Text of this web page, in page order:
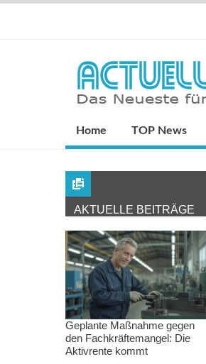
Home TOP News
AKTUELLE BEITRÄGE
Geplante Maßnahme gegen
den Fachkräftemangel: Die
Aktivrente kommt